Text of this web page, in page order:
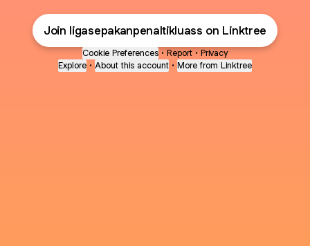
Join ligasepakanpenaltikluass on Linktree
Cookie Preferences • Report • Privacy
Explore • About this account • More from Linktree